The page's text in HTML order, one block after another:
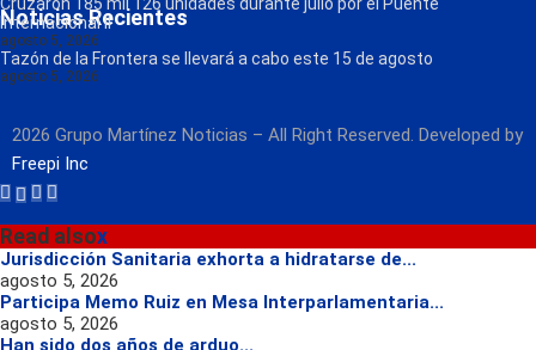
Noticias Recientes
Internacional II
agosto 5, 2026
Tazón de la Frontera se llevará a cabo este 15 de agosto
agosto 5, 2026
2026 Grupo Martínez Noticias – All Right Reserved. Developed by
Freepi Inc
Read alsox
Jurisdicción Sanitaria exhorta a hidratarse de...
agosto 5, 2026
Participa Memo Ruiz en Mesa Interparlamentaria...
agosto 5, 2026
Han sido dos años de arduo...